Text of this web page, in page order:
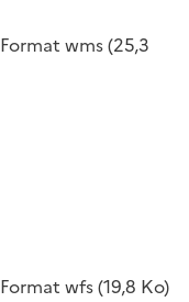
Format wms(25,3
Format wfs(19,8 Ko)